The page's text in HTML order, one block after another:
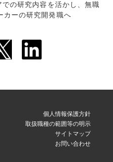
の研究内容を活かし、無職
カーの研究開発職へ
個人情報保護方針
取扱職種の範囲等の明示
サイトマップ
お問い合わせ